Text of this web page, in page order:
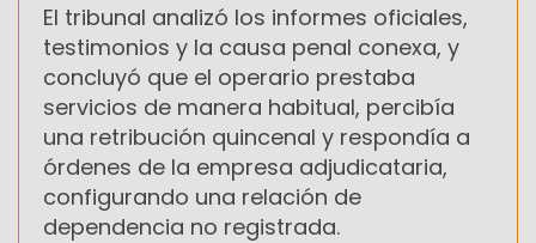
El tribunal analizó los informes oficiales,
testimonios y la causa penal conexa, y
concluyó que el operario prestaba
servicios de manera habitual, percibía
una retribución quincenal y respondía a
órdenes de la empresa adjudicataria,
configurando una relación de
dependencia no registrada.